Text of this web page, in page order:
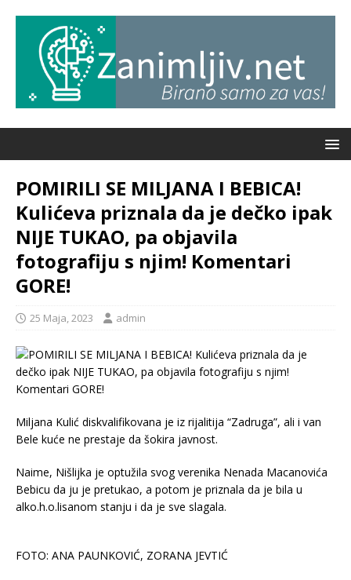
POMIRILI SE MILJANA I BEBICA!
Kulićeva priznala da je dečko ipak
NIJE TUKAO, pa objavila
fotografiju s njim! Komentari
GORE!
25 Maja, 2023 admin
Miljana Kulić diskvalifikovana je iz rijalitija “Zadruga”, ali i van
Bele kuće ne prestaje da šokira javnost.
Naime, Nišlijka je optužila svog verenika Nenada Macanovića
Bebicu da ju je pretukao, a potom je priznala da je bila u
alko.h.o.lisanom stanju i da je sve slagala.
FOTO: ANA PAUNKOVIĆ, ZORANA JEVTIĆ